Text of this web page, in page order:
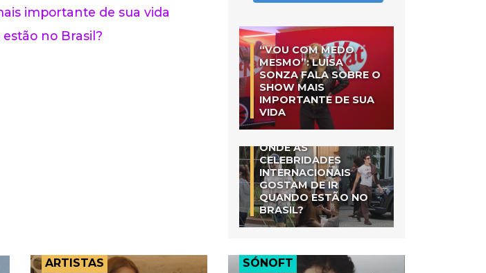
importante de sua vida
no Brasil?
“VOU COM MEDO
MESMO”: LUÍSA
SONZA FALA SOBRE O
SHOW MAIS
IMPORTANTE DE SUA
VIDA
ONDE AS
CELEBRIDADES
INTERNACIONAIS
GOSTAM DE IR
QUANDO ESTÃO NO
BRASIL?
ARTISTAS SÓNOFT